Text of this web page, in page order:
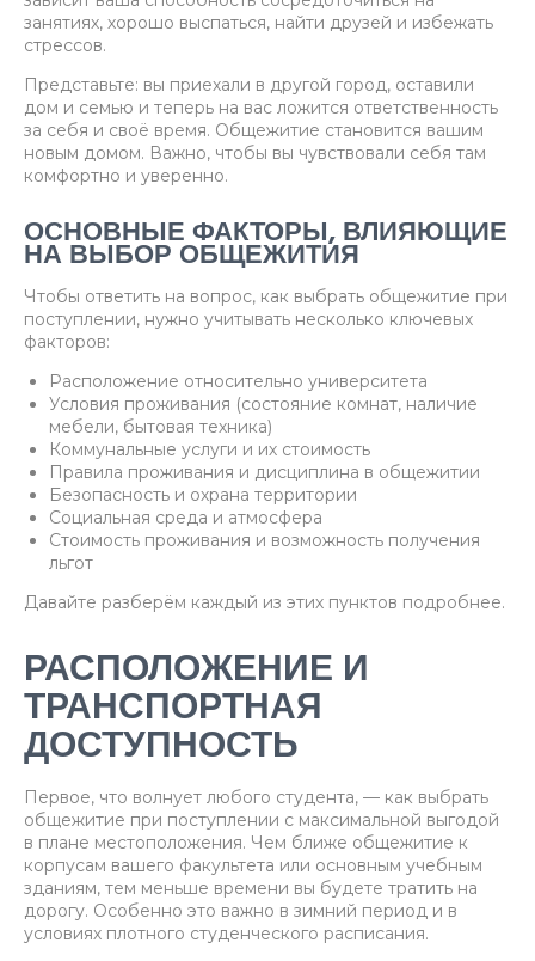
занятиях, хорошо выспаться, найти друзей и избежать
стрессов.
Представьте: вы приехали в другой город, оставили
дом и семью и теперь на вас ложится ответственность
за себя и своё время. Общежитие становится вашим
новым домом. Важно, чтобы вы чувствовали себя там
комфортно и уверенно.
ОСНОВНЫЕ ФАКТОРЫ, ВЛИЯЮЩИЕ
НА ВЫБОР ОБЩЕЖИТИЯ
Чтобы ответить на вопрос, как выбрать общежитие при
поступлении, нужно учитывать несколько ключевых
факторов:
Расположение относительно университета
Условия проживания (состояние комнат, наличие
мебели, бытовая техника)
Коммунальные услуги и их стоимость
Правила проживания и дисциплина в общежитии
Безопасность и охрана территории
Социальная среда и атмосфера
Стоимость проживания и возможность получения
льгот
Давайте разберём каждый из этих пунктов подробнее.
РАСПОЛОЖЕНИЕ И
ТРАНСПОРТНАЯ
ДОСТУПНОСТЬ
Первое, что волнует любого студента, — как выбрать
общежитие при поступлении с максимальной выгодой
в плане местоположения. Чем ближе общежитие к
корпусам вашего факультета или основным учебным
зданиям, тем меньше времени вы будете тратить на
дорогу. Особенно это важно в зимний период и в
условиях плотного студенческого расписания.